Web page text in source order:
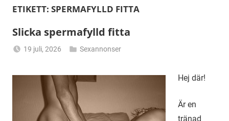
ETIKETT: SPERMAFYLLD FITTA
Slicka spermafylld fitta
19 juli, 2026
Sexannonser
Hej där!
Är en
tränad